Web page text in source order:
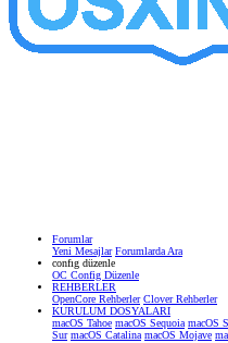
Forumlar
Yeni Mesajlar Forumlarda Ara
confıg düzenle
OC Config Düzenle
REHBERLER
OpenCore Rehberler Clover Rehberler
KURULUM DOSYALARI
macOS Tahoe macOS Sequoia macOS
Sur macOS Catalina macOS Mojave